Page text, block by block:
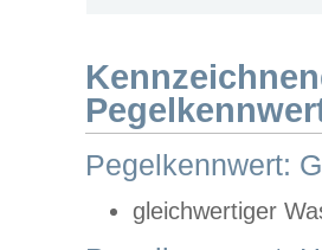
Pegelkennwert:
gleichwertiger